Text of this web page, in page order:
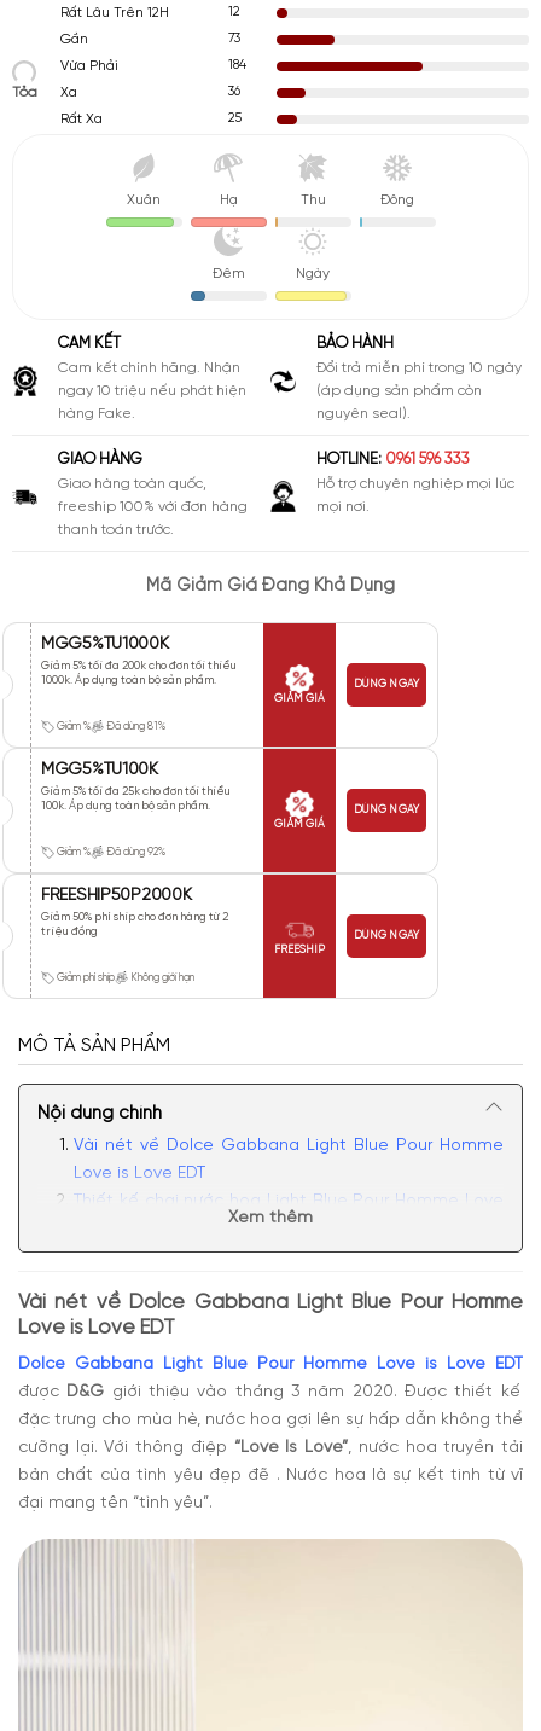
Rất Lâu Trên 12H
12
Tỏa
Gần
73
Vừa Phải
184
Xa
36
Rất Xa
25
Xuân Hạ Thu Đông
Đêm Ngày
CAM KẾT
Cam kết chính hãng. Nhận
ngay 10 triệu nếu phát hiện
hàng Fake.
BẢO HÀNH
Đổi trả miễn phí trong 10 ngày
(áp dụng sản phẩm còn
nguyên seal).
GIAO HÀNG
Giao hàng toàn quốc,
freeship 100% với đơn hàng
thanh toán trước.
HOTLINE: 0961 596 333
Hỗ trợ chuyên nghiệp mọi lúc
mọi nơi.
Mã Giảm Giá Đang Khả Dụng
MGG5%TU1000K
Giảm 5% tối đa 200k cho đơn tối thiểu
1000k. Áp dụng toàn bộ sản phẩm.
Giảm % Đã dùng 81%
GIẢM GIÁ
DÙNG NGAY
MGG5%TU100K
Giảm 5% tối đa 25k cho đơn tối thiểu
100k. Áp dụng toàn bộ sản phẩm.
Giảm % Đã dùng 92%
GIẢM GIÁ
DÙNG NGAY
FREESHIP50P2000K
Giảm 50% phí ship cho đơn hàng từ 2
triệu đồng
Giảm phí ship Không giới hạn
FREESHIP
DÙNG NGAY
MÔ TẢ SẢN PHẨM
Nội dung chính
Vài nét về Dolce Gabbana Light Blue Pour Homme
Love is Love EDT
Thiết kế chai nước hoa Light Blue Pour Homme Love
Mùi hương Light Blue Pour Homme Love is Love EDT
Có nên mua nước hoa nam Dolce Gabbana Light
Xem thêm
Vài nét về Dolce Gabbana Light Blue Pour Homme
Love is Love EDT
Dolce Gabbana Light Blue Pour Homme Love is Love EDT
được D&G giới thiệu vào tháng 3 năm 2020. Được thiết kế
đặc trưng cho mùa hè, nước hoa gợi lên sự hấp dẫn không thể
cưỡng lại. Với thông điệp “Love Is Love”, nước hoa truyền tải
bản chất của tình yêu đẹp đẽ . Nước hoa là sự kết tinh từ vĩ
đại mang tên “tình yêu”.